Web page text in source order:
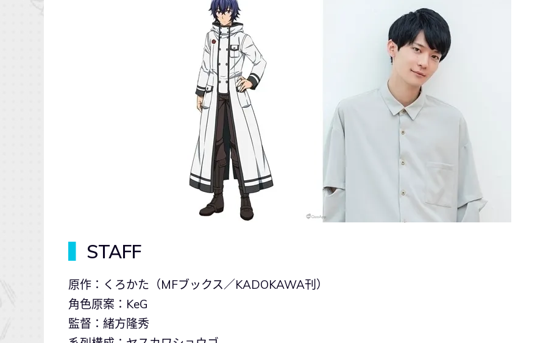
STAFF
原作：くろかた（MFブックス／KADOKAWA刊）
角色原案：KeG
監督：緒方隆秀